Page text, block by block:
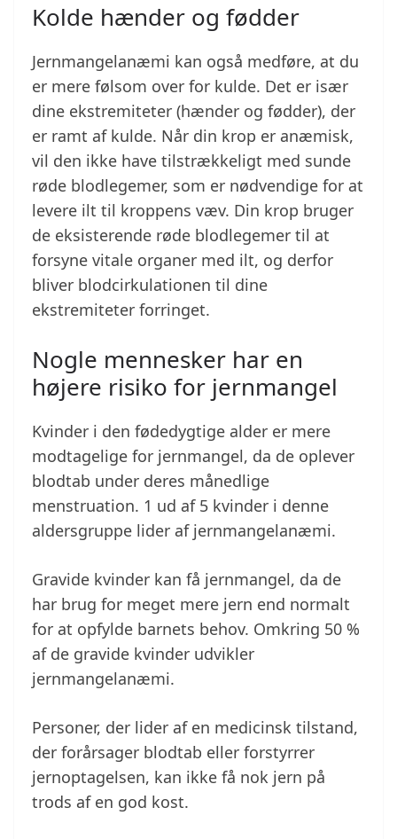
Kolde hænder og fødder
Jernmangelanæmi kan også medføre, at du
er mere følsom over for kulde. Det er især
dine ekstremiteter (hænder og fødder), der
er ramt af kulde. Når din krop er anæmisk,
vil den ikke have tilstrækkeligt med sunde
røde blodlegemer, som er nødvendige for at
levere ilt til kroppens væv. Din krop bruger
de eksisterende røde blodlegemer til at
forsyne vitale organer med ilt, og derfor
bliver blodcirkulationen til dine
ekstremiteter forringet.
Nogle mennesker har en
højere risiko for jernmangel
Kvinder i den fødedygtige alder er mere
modtagelige for jernmangel, da de oplever
blodtab under deres månedlige
menstruation. 1 ud af 5 kvinder i denne
aldersgruppe lider af jernmangelanæmi.
Gravide kvinder kan få jernmangel, da de
har brug for meget mere jern end normalt
for at opfylde barnets behov. Omkring 50 %
af de gravide kvinder udvikler
jernmangelanæmi.
Personer, der lider af en medicinsk tilstand,
der forårsager blodtab eller forstyrrer
jernoptagelsen, kan ikke få nok jern på
trods af en god kost.